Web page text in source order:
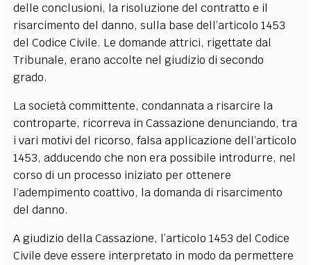
delle conclusioni, la risoluzione del contratto e il
risarcimento del danno, sulla base dell’articolo 1453
del Codice Civile. Le domande attrici, rigettate dal
Tribunale, erano accolte nel giudizio di secondo
grado.
La società committente, condannata a risarcire la
controparte, ricorreva in Cassazione denunciando, tra
i vari motivi del ricorso, falsa applicazione dell’articolo
1453, adducendo che non era possibile introdurre, nel
corso di un processo iniziato per ottenere
l’adempimento coattivo, la domanda di risarcimento
del danno.
A giudizio della Cassazione, l’articolo 1453 del Codice
Civile deve essere interpretato in modo da permettere